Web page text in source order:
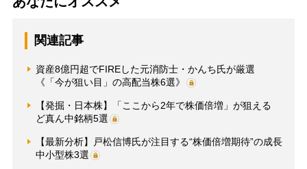
関連記事
資産8億円超でFIREした元消防士・かんち氏が厳選
《「今が狙い目」の高配当株6選》
【発掘・日本株】「ここから2年で株価倍増」が狙える
ど真ん中銘柄5選
【最新分析】戸松信博氏が注目する“株価倍増期待”の成長
中小型株3選